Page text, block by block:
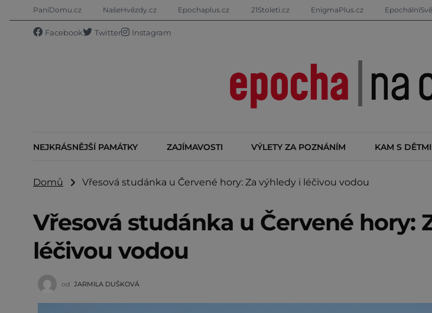
PaníDomu.cz NašeHvězdy.cz Epochaplus.cz 21Stoleti.cz EnigmaPlus.cz
Facebook Twitter Instagram
NEJKRÁSNĚJŠÍ PAMÁTKY ZAJÍMAVOSTI VÝLETY ZA POZNÁNÍM KAM S DĚTMI
Domů Vřesová studánka u Červené hory: Za výhledy i léčivou vodou
Vřesová studánka u Červené hory:
léčivou vodou
od JARMILA DUŠKOVÁ